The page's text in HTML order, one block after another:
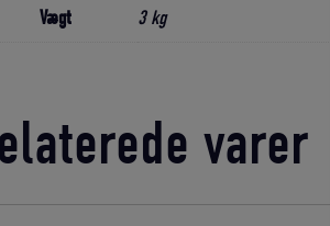
Vægt 3 kg
varer